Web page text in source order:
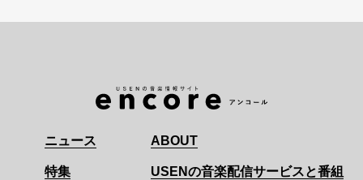
ニュース
特集
ABOUT
USENの音楽配信サービスと番組